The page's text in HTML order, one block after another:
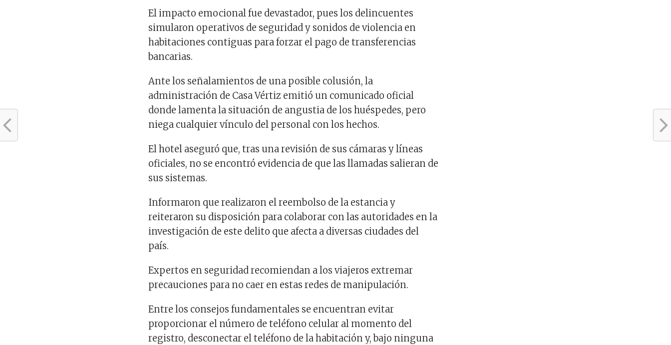
El impacto emocional fue devastador, pues los delincuentes
simularon operativos de seguridad y sonidos de violencia en
habitaciones contiguas para forzar el pago de transferencias
bancarias.
Ante los señalamientos de una posible colusión, la
administración de Casa Vértiz emitió un comunicado oficial
donde lamenta la situación de angustia de los huéspedes, pero
niega cualquier vínculo del personal con los hechos.
El hotel aseguró que, tras una revisión de sus cámaras y líneas
oficiales, no se encontró evidencia de que las llamadas salieran de
sus sistemas.
Informaron que realizaron el reembolso de la estancia y
reiteraron su disposición para colaborar con las autoridades en la
investigación de este delito que afecta a diversas ciudades del
país.
Expertos en seguridad recomiendan a los viajeros extremar
precauciones para no caer en estas redes de manipulación.
Entre los consejos fundamentales se encuentran evitar
proporcionar el número de teléfono celular al momento del
registro, desconectar el teléfono de la habitación y, bajo ninguna